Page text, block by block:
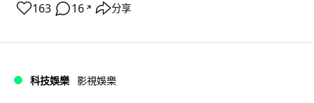
163 16 ↗ 分享
科技娛樂 影視娛樂